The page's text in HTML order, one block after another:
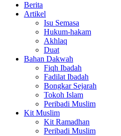
Berita
Artikel
Isu Semasa
Hukum-hakam
Akhlaq
Duat
Bahan Dakwah
Fiqh Ibadah
Fadilat Ibadah
Bongkar Sejarah
Tokoh Islam
Peribadi Muslim
Kit Muslim
Kit Ramadhan
Peribadi Muslim